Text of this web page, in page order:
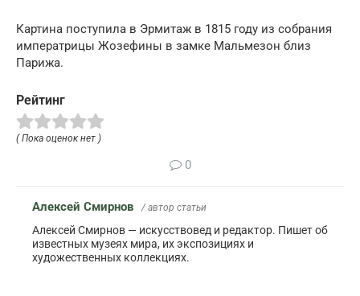
Картина поступила в Эрмитаж в 1815 году из собрания
императрицы Жозефины в замке Мальмезон близ
Парижа.
Рейтинг
( Пока оценок нет )
0
Алексей Смирнов / автор статьи
Алексей Смирнов — искусствовед и редактор. Пишет об
известных музеях мира, их экспозициях и
художественных коллекциях.